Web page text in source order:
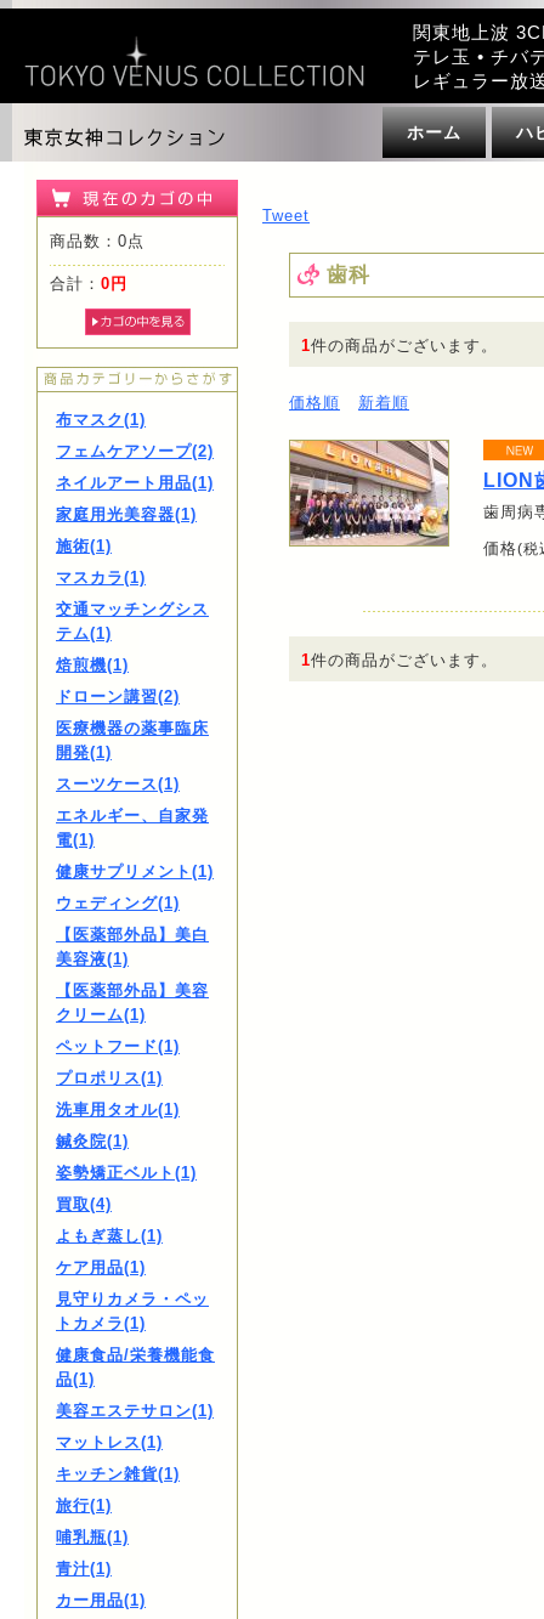
関東地上波
テレ玉 • チバ
レギュラー放
ホーム ハ
商品数：0点
合計： 0円
布マスク(1)
フェムケアソープ(2)
ネイルアート用品(1)
家庭用光美容器(1)
施術(1)
マスカラ(1)
交通マッチングシス
テム(1)
焙煎機(1)
ドローン講習(2)
医療機器の薬事臨床
開発(1)
スーツケース(1)
エネルギー、自家発
電(1)
健康サプリメント(1)
ウェディング(1)
【医薬部外品】美白
美容液(1)
【医薬部外品】美容
クリーム(1)
ペットフード(1)
プロポリス(1)
洗車用タオル(1)
鍼灸院(1)
姿勢矯正ベルト(1)
買取(4)
よもぎ蒸し(1)
ケア用品(1)
見守りカメラ・ペッ
トカメラ(1)
健康食品/栄養機能食
品(1)
美容エステサロン(1)
マットレス(1)
キッチン雑貨(1)
旅行(1)
哺乳瓶(1)
青汁(1)
カー用品(1)
Tweet
歯科
1件の商品がございます。
価格順 新着順
LION
歯周病
価格(税
1件の商品がございます。